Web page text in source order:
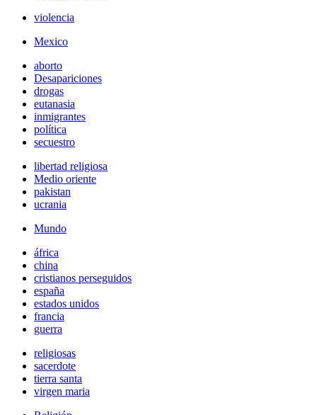
violencia
Mexico
aborto
Desapariciones
drogas
eutanasia
inmigrantes
política
secuestro
libertad religiosa
Medio oriente
pakistan
ucrania
Mundo
áfrica
china
cristianos perseguidos
españa
estados unidos
francia
guerra
religiosas
sacerdote
tierra santa
virgen maria